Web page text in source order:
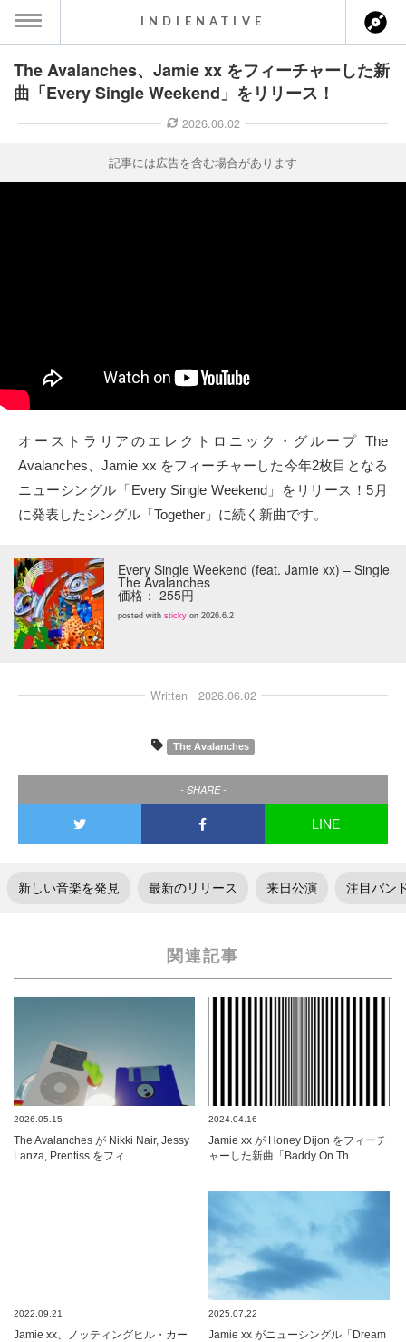
MENU
ト
クト
Twitter
Facebook
instagram
INDIENATIVE
The Avalanches、Jamie xx をフィーチャーした新
曲「Every Single Weekend」をリリース！
2026.06.02
記事には広告を含む場合があります
オーストラリアのエレクトロニック・グループ The
Avalanches、Jamie xx をフィーチャーした今年2枚目となる
ニューシングル「Every Single Weekend」をリリース！5月
に発表したシングル「Together」に続く新曲です。
Every Single Weekend (feat. Jamie xx) – Single
The Avalanches
価格： 255円
posted with sticky on 2026.6.2
Written 2026.06.02
The Avalanches
- SHARE -
LINE
新しい音楽を発見 最新のリリース 来日公演 注目バン
関連記事
2026.05.15
The Avalanches が Nikki Nair, Jessy
Lanza, Prentiss をフィ…
2024.04.16
Jamie xx が Honey Dijon をフィーチ
ャーした新曲「Baddy On Th…
2022.09.21
Jamie xx、ノッティングヒル・カー
2025.07.22
Jamie xx がニューシングル「Dream